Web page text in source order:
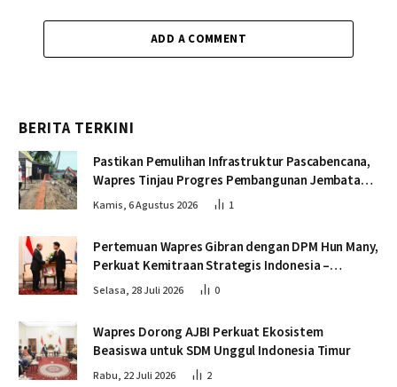
ADD A COMMENT
BERITA TERKINI
Pastikan Pemulihan Infrastruktur Pascabencana,
Wapres Tinjau Progres Pembangunan Jembatan
Krueng Tingkeum Bireuen
Kamis, 6 Agustus 2026 1
Pertemuan Wapres Gibran dengan DPM Hun Many,
Perkuat Kemitraan Strategis Indonesia –
Kamboja
Selasa, 28 Juli 2026 0
Wapres Dorong AJBI Perkuat Ekosistem
Beasiswa untuk SDM Unggul Indonesia Timur
Rabu, 22 Juli 2026 2